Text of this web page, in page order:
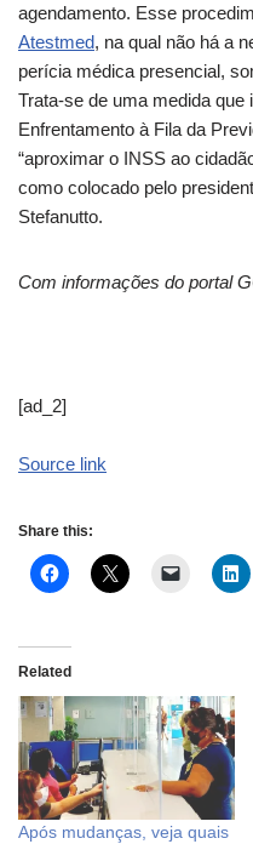
agendamento. Esse
Atestmed, na qual não há a
perícia médica presencial,
Trata-se de uma medida que
Enfrentamento à Fila da
“aproximar o INSS ao
como colocado pelo
Stefanutto.
Com informações do portal
[ad_2]
Source link
Share this:
Related
Após mudanças, veja quais